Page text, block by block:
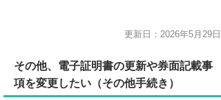
更新日：2026年5月29日
その他、電子証明書の更新や券面記載事
項を変更したい（その他手続き）